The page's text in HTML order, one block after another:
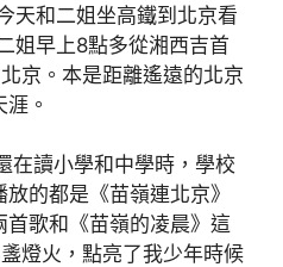
天和二姐坐高鐵到北京看
姐早上8點多從湘西吉首
京。本是距離遙遠的北京
。
在讀小學和中學時，學校
的都是《苗嶺連北京》
首歌和《苗嶺的凌晨》這
燈火，點亮了我少年時候